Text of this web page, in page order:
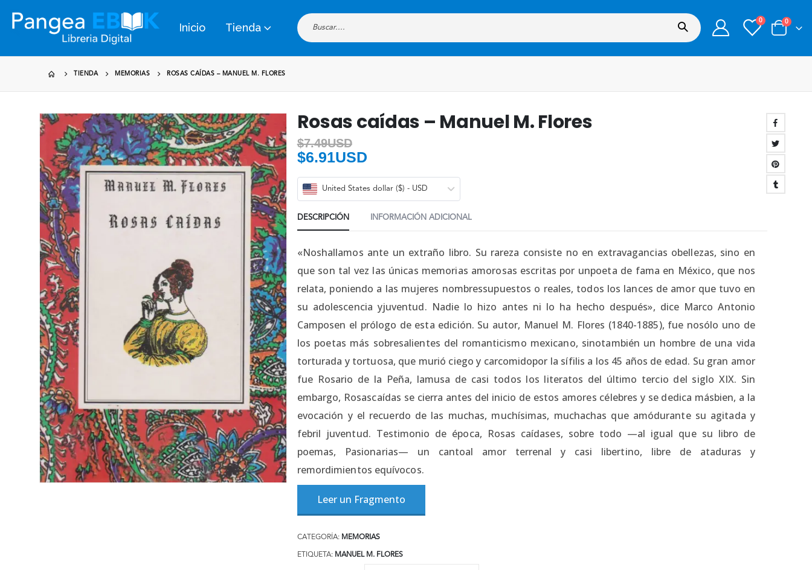
Inicio Tienda
0 0
TIENDA MEMORIAS ROSAS CAÍDAS – MANUEL M. FLORES
Rosas caídas – Manuel M. Flores
$7.49USD
$6.91USD
United States dollar ($) - USD
DESCRIPCIÓN INFORMACIÓN ADICIONAL
«Noshallamos ante un extraño libro. Su rareza consiste no en extravagancias obellezas, sino en
que son tal vez las únicas memorias amorosas escritas por unpoeta de fama en México, que nos
relata, poniendo a las mujeres nombressupuestos o reales, todos los lances de amor que tuvo en
su adolescencia yjuventud. Nadie lo hizo antes ni lo ha hecho después», dice Marco Antonio
Camposen el prólogo de esta edición. Su autor, Manuel M. Flores (1840-1885), fue nosólo uno de
los poetas más sobresalientes del romanticismo mexicano, sinotambién un hombre de una vida
torturada y tortuosa, que murió ciego y carcomidopor la sífilis a los 45 años de edad. Su gran amor
fue Rosario de la Peña, lamusa de casi todos los literatos del último tercio del siglo XIX. Sin
embargo, Rosascaídas se cierra antes del inicio de estos amores célebres y se dedica másbien, a la
evocación y el recuerdo de las muchas, muchísimas, muchachas que amódurante su agitada y
febril juventud. Testimonio de época, Rosas caídases, sobre todo —al igual que su libro de
poemas, Pasionarias— un cantoal amor terrenal y casi libertino, libre de ataduras y
remordimientos equívocos.
Leer un Fragmento
CATEGORÍA: MEMORIAS
ETIQUETA: MANUEL M. FLORES